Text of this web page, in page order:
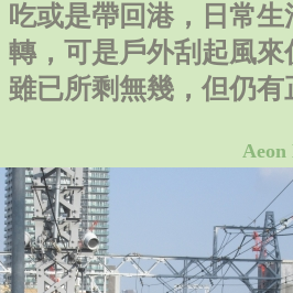
吃或是帶回港，日常
轉，可是戶外刮起風
雖已所剩無幾，但仍